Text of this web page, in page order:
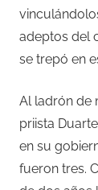
adeptos del
se trepó en
Al ladrón de
priista
en su
fueron tres.